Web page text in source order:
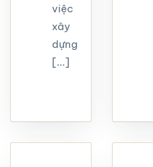
việc
xây
dựng
[...]